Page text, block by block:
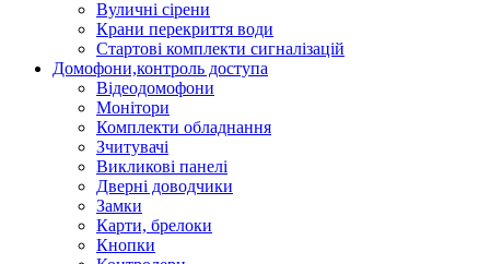
Вуличні сірени
Крани перекриття води
Стартові комплекти сигналізацій
Домофони,контроль доступа
Відеодомофони
Монітори
Комплекти обладнання
Зчитувачі
Викликові панелі
Дверні доводчики
Замки
Карти, брелоки
Кнопки